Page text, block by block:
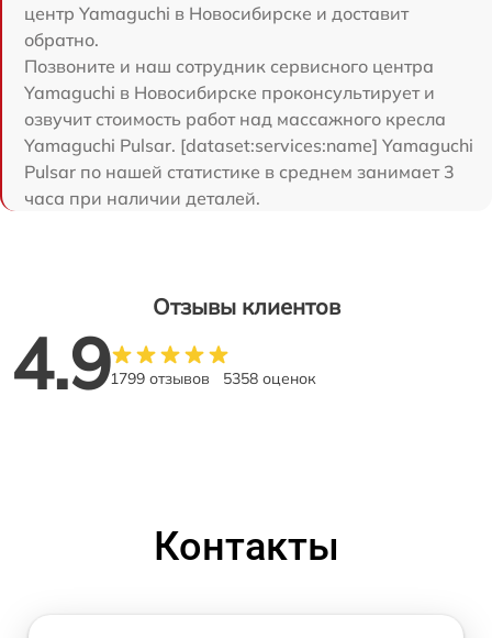
центр Yamaguchi в Новосибирске и доставит
обратно.
Позвоните и наш сотрудник сервисного центра
Yamaguchi в Новосибирске проконсультирует и
озвучит стоимость работ над массажного кресла
Yamaguchi Pulsar. [dataset:services:name] Yamaguchi
Pulsar по нашей статистике в среднем занимает 3
часа при наличии деталей.
Отзывы клиентов
4.91799 отзывов 5358 оценок
Контакты